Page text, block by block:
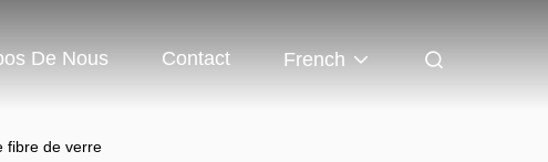
De Nous Contact French
fibre de verre